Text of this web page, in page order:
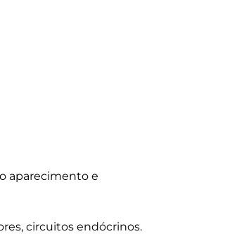
aparecimento e
circuitos endócrinos.